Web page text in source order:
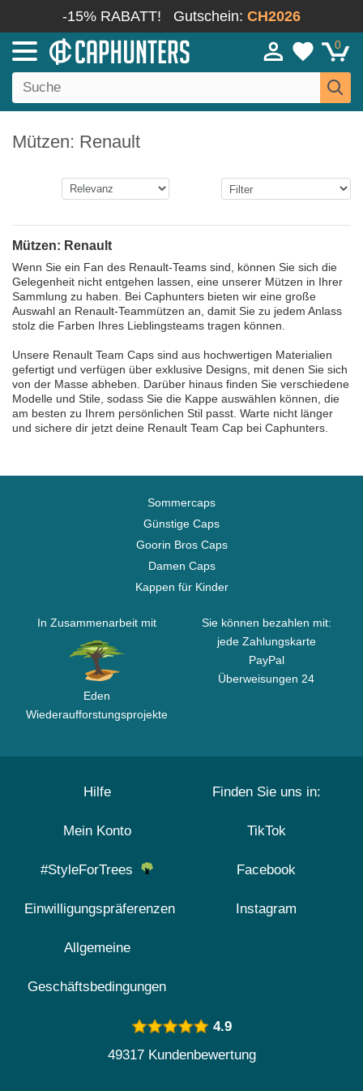
-15% RABATT! Gutschein: CH2026
0
Mützen: Renault
Mützen: Renault
Wenn Sie ein Fan des Renault-Teams sind, können Sie sich die
Gelegenheit nicht entgehen lassen, eine unserer Mützen in Ihrer
Sammlung zu haben. Bei Caphunters bieten wir eine große
Auswahl an Renault-Teammützen an, damit Sie zu jedem Anlass
stolz die Farben Ihres Lieblingsteams tragen können.
Unsere Renault Team Caps sind aus hochwertigen Materialien
gefertigt und verfügen über exklusive Designs, mit denen Sie sich
von der Masse abheben. Darüber hinaus finden Sie verschiedene
Modelle und Stile, sodass Sie die Kappe auswählen können, die
am besten zu Ihrem persönlichen Stil passt. Warte nicht länger
und sichere dir jetzt deine Renault Team Cap bei Caphunters.
Sommercaps
Günstige Caps
Goorin Bros Caps
Damen Caps
Kappen für Kinder
In Zusammenarbeit mit
Eden
Wiederaufforstungsprojekte
Sie können bezahlen mit:
jede Zahlungskarte
PayPal
Überweisungen 24
Hilfe
Mein Konto
#StyleForTrees
Einwilligungspräferenzen
Allgemeine
Geschäftsbedingungen
Finden Sie uns in:
TikTok
Facebook
Instagram
4.9
49317 Kundenbewertung